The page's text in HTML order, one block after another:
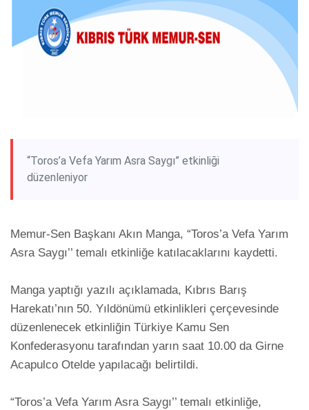
“Toros’a Vefa Yarım Asra Saygı” etkinliği
düzenleniyor
Memur-Sen Başkanı Akın Manga, “Toros’a Vefa Yarım
Asra Saygı’’ temalı etkinliğe katılacaklarını kaydetti.
Manga yaptığı yazılı açıklamada, Kıbrıs Barış
Harekatı’nın 50. Yıldönümü etkinlikleri çerçevesinde
düzenlenecek etkinliğin Türkiye Kamu Sen
Konfederasyonu tarafından yarın saat 10.00 da Girne
Acapulco Otelde yapılacağı belirtildi.
“Toros’a Vefa Yarım Asra Saygı’’ temalı etkinliğe,